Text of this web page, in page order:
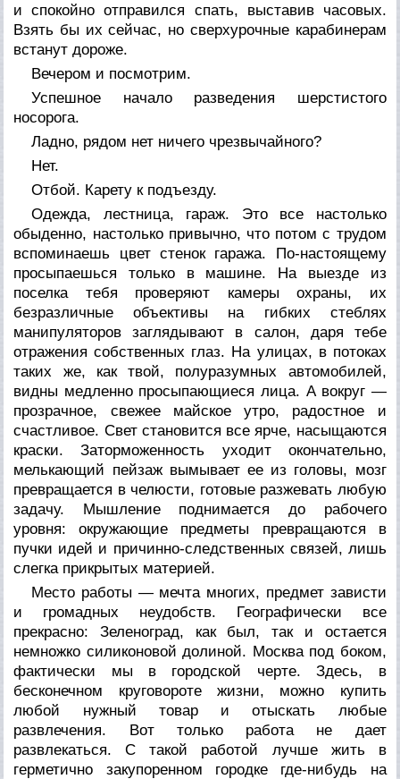
и спокойно отправился спать, выставив часовых.
Взять бы их сейчас, но сверхурочные карабинерам
встанут дороже.
Вечером и посмотрим.
Успешное начало разведения шерстистого
носорога.
Ладно, рядом нет ничего чрезвычайного?
Нет.
Отбой. Карету к подъезду.
Одежда, лестница, гараж. Это все настолько
обыденно, настолько привычно, что потом с трудом
вспоминаешь цвет стенок гаража. По-настоящему
просыпаешься только в машине. На выезде из
поселка тебя проверяют камеры охраны, их
безразличные объективы на гибких стеблях
манипуляторов заглядывают в салон, даря тебе
отражения собственных глаз. На улицах, в потоках
таких же, как твой, полуразумных автомобилей,
видны медленно просыпающиеся лица. А вокруг —
прозрачное, свежее майское утро, радостное и
счастливое. Свет становится все ярче, насыщаются
краски. Заторможенность уходит окончательно,
мелькающий пейзаж вымывает ее из головы, мозг
превращается в челюсти, готовые разжевать любую
задачу. Мышление поднимается до рабочего
уровня: окружающие предметы превращаются в
пучки идей и причинно-следственных связей, лишь
слегка прикрытых материей.
Место работы — мечта многих, предмет зависти
и громадных неудобств. Географически все
прекрасно: Зеленоград, как был, так и остается
немножко силиконовой долиной. Москва под боком,
фактически мы в городской черте. Здесь, в
бесконечном круговороте жизни, можно купить
любой нужный товар и отыскать любые
развлечения. Вот только работа не дает
развлекаться. С такой работой лучше жить в
герметично закупоренном городке где-нибудь на